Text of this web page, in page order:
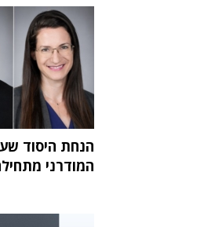
הנחת היסוד
המודרני